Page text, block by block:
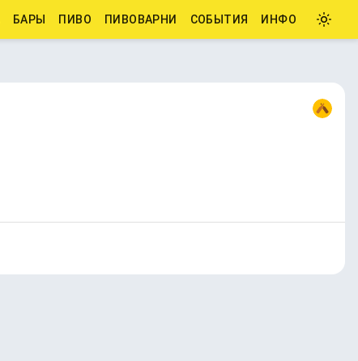
БАРЫ ПИВО ПИВОВАРНИ СОБЫТИЯ ИНФО